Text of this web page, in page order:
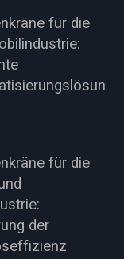
für die
für die
der